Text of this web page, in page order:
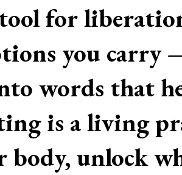
for
you carry
words that
is a living
body, unlock